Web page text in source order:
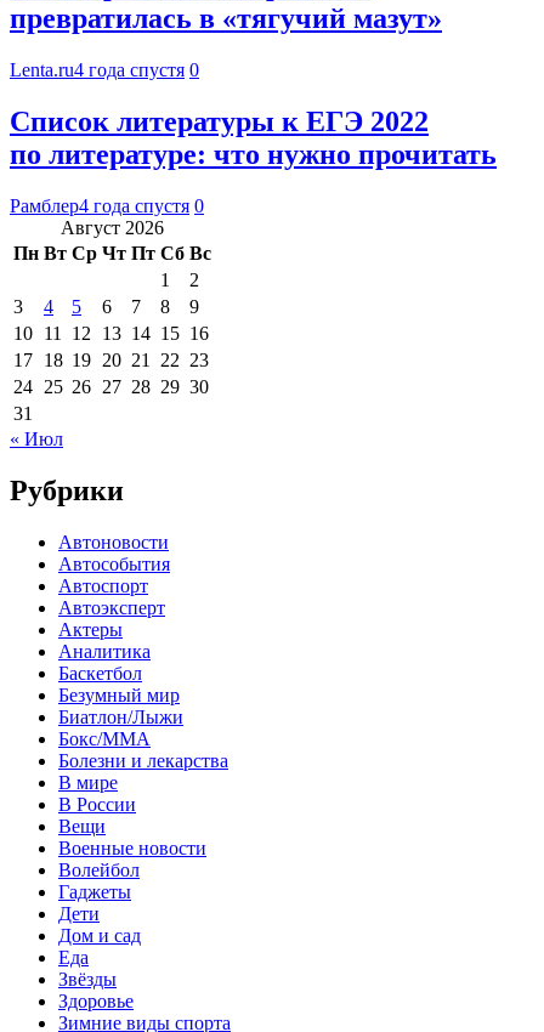
превратилась в «тягучий мазут»
Lenta.ru4 года спустя 0
Список литературы к ЕГЭ 2022
по литературе: что нужно прочитать
Рамблер4 года спустя 0
Август 2026
Пн Вт Ср Чт Пт Сб Вс
1
2
3
4 5 6 7 8
9
10 11 12 13 14 15 16
17 18 19 20 21 22 23
24 25 26 27 28 29 30
31
« Июл
Рубрики
Автоновости
Автособытия
Автоспорт
Автоэксперт
Актеры
Аналитика
Баскетбол
Безумный мир
Биатлон/Лыжи
Бокс/MMA
Болезни и лекарства
В мире
В России
Вещи
Военные новости
Волейбол
Гаджеты
Дети
Дом и сад
Еда
Звёзды
Здоровье
Зимние виды спорта